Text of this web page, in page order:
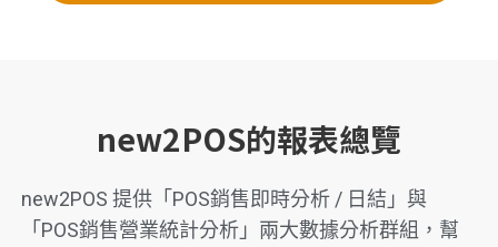
new2POS的報表總覽
new2POS 提供「POS銷售即時分析 / 日結」與
「POS銷售營業統計分析」兩大數據分析群組，幫